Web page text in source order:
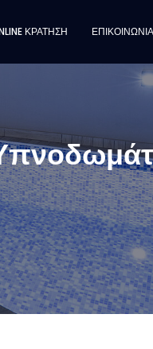
ΚΡΑΤΗΣΗ ΕΠΙΚΟΙΝΩΝΙΑ